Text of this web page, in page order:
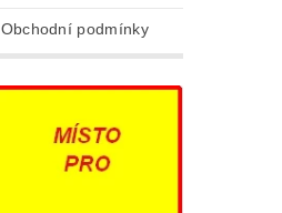
Obchodní podmínky